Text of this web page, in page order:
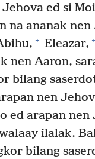
ed si
na ananak nen
+ Eleazar, +
nen Aaron,
bilang
nen
ed arapan nen
ilalak.
bilang